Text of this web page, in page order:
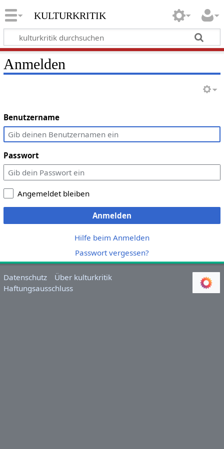
kulturkritik
Anmelden
Benutzername
Passwort
Angemeldet bleiben
Anmelden
Hilfe beim Anmelden
Passwort vergessen?
Datenschutz
Über kulturkritik
Haftungsausschluss